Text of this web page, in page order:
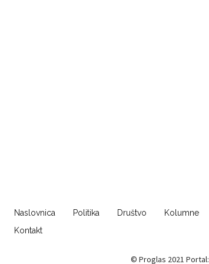
Naslovnica Politika Društvo Kolumne
Kontakt
© Proglas 2021 Portal: